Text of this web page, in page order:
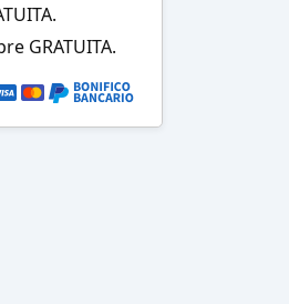
GRATUITA.